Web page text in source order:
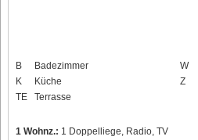
B
Badezimmer
K
Küche
TE
Terrasse
W
Z
1 Wohnz.: 1 Doppelliege, Radio, TV